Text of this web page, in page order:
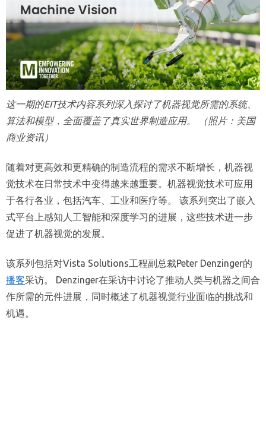
这一期的EIT技术内容系列深入探讨了机器视觉所需的系统、
算法和模型，全面覆盖了真实世界制造应用。 （照片：美国
商业资讯）
随着对更高效和更精确的制造流程的需求不断增长，机器视
觉技术在日常技术中变得越来越重要。机器视觉技术可应用
于各行各业，包括汽车、工业和医疗等。 该系列突出了嵌入
式平台上感知人工智能和深度学习的进展，这些技术进一步
促进了机器视觉的发展。
该系列包括对Vista Solutions工程副总裁Peter Denzinger的
播客采访。 Denzinger在采访中讨论了推动人类与机器之间合
作所需的元件进展，同时概述了机器视觉行业面临的挑战和
机遇。